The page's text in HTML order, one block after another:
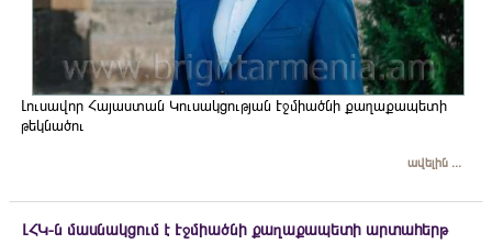
Լուսավոր Հայաստան Կուսակցության Էջմիածնի քաղաքապետի
թեկնածու
ավելին ...
ԼՀԿ-ն մասնակցում է Էջմիածնի քաղաքապետի արտահերթ